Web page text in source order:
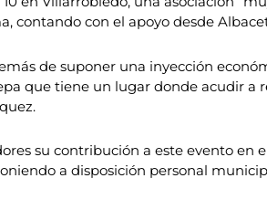
contando con el apoyo desde
de suponer una inyección
que tiene un lugar donde acudir a
su contribución a este evento en
a disposición personal